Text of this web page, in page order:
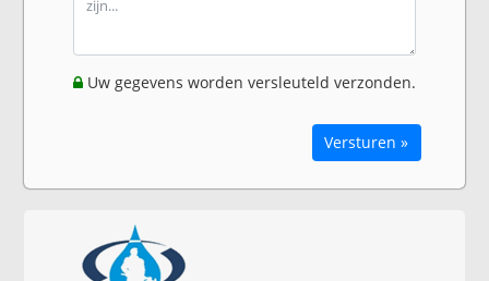
Uw gegevens worden versleuteld verzonden.
Versturen »